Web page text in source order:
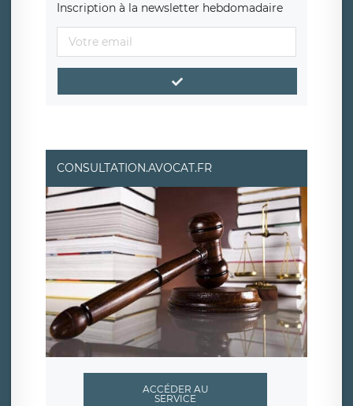
Inscription à la newsletter hebdomadaire
CONSULTATION.AVOCAT.FR
ACCÉDER AU
SERVICE